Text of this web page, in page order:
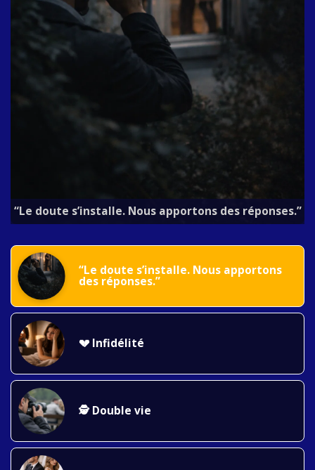
“Le doute s’installe. Nous apportons des réponses.”
“Le doute s’installe. Nous apportons
des réponses.”
💔 Infidélité
🕵️ Double vie